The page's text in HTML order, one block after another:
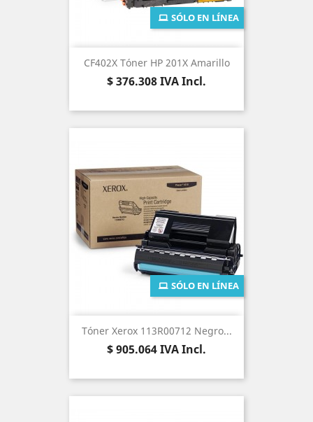
CF402X Tóner HP 201X Amarillo
Precio
$ 376.308IVA Incl.
SÓLO EN LÍNEA
Tóner Xerox 113R00712 Negro...
Precio
$ 905.064IVA Incl.
SÓLO EN LÍNEA